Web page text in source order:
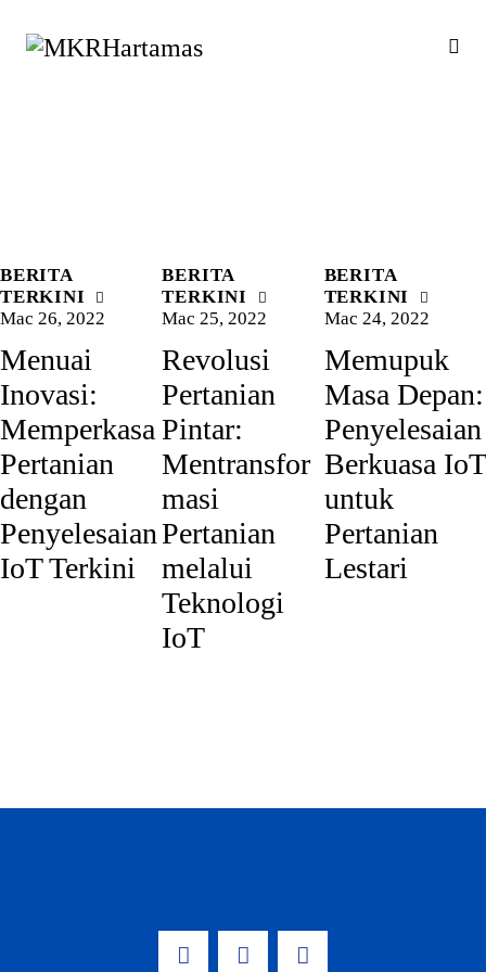
BERITA
TERKINI
Mac 26, 2022
Menuai
Inovasi:
Memperkasa
Pertanian
dengan
Penyelesaian
IoT Terkini
BERITA
TERKINI
Mac 25, 2022
Revolusi
Pertanian
Pintar:
Mentransfor
masi
Pertanian
melalui
Teknologi
IoT
BERITA
TERKINI
Mac 24, 2022
Memupuk
Masa Depan:
Penyelesaian
Berkuasa IoT
untuk
Pertanian
Lestari